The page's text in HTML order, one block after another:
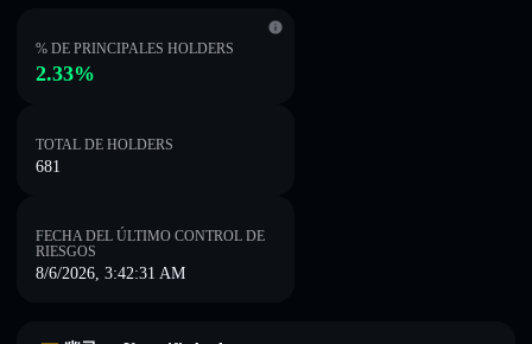
% DE PRINCIPALES HOLDERS
2.33%
TOTAL DE HOLDERS
681
FECHA DEL ÚLTIMO CONTROL DE
RIESGOS
8/6/2026, 3:42:31 AM